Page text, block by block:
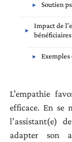
Soutien
Impact de
Exemples
L’empathie
efficace. En se
l’assistant(e)
adapter son